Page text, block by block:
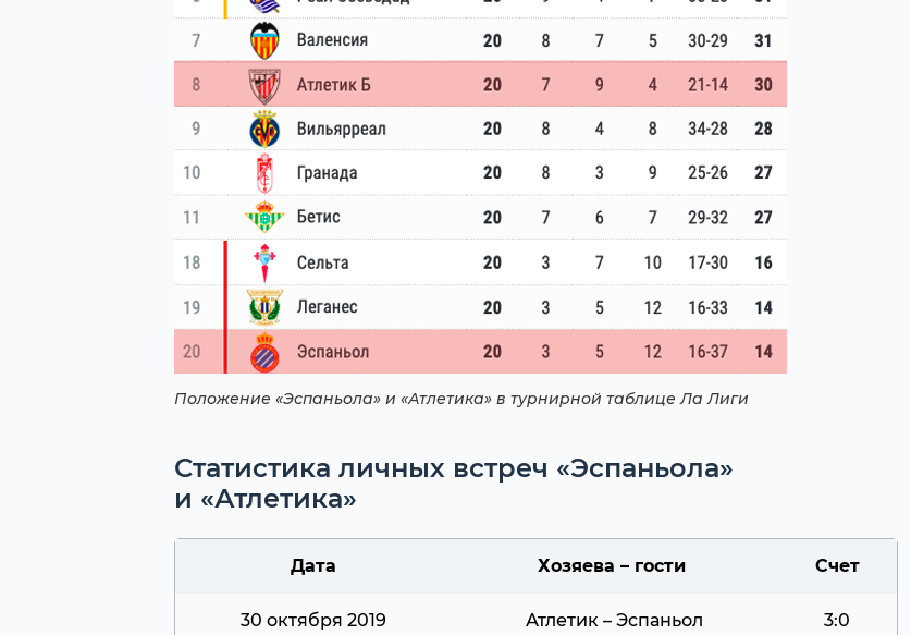
Положение «Эспаньола» и «Атлетика» в турнирной таблице Ла Лиги
Статистика личных встреч «Эспаньола»
и «Атлетика»
Дата Хозяева – гости Счет
30 октября 2019 Атлетик – Эспаньол 3:0